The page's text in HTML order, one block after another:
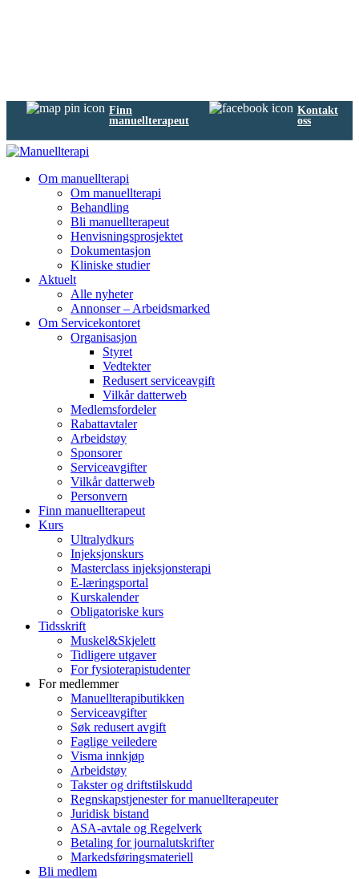
Finn
manuellterapeut
Kontakt
oss
Om manuellterapi
Om manuellterapi
Behandling
Bli manuellterapeut
Henvisningsprosjektet
Dokumentasjon
Kliniske studier
Aktuelt
Alle nyheter
Annonser – Arbeidsmarked
Om Servicekontoret
Organisasjon
Styret
Vedtekter
Redusert serviceavgift
Vilkår datterweb
Medlemsfordeler
Rabattavtaler
Arbeidstøy
Sponsorer
Serviceavgifter
Vilkår datterweb
Personvern
Finn manuellterapeut
Kurs
Ultralydkurs
Injeksjonskurs
Masterclass injeksjonsterapi
E-læringsportal
Kurskalender
Obligatoriske kurs
Tidsskrift
Muskel&Skjelett
Tidligere utgaver
For fysioterapistudenter
For medlemmer
Manuellterapibutikken
Serviceavgifter
Søk redusert avgift
Faglige veiledere
Visma innkjøp
Arbeidstøy
Takster og driftstilskudd
Regnskapstjenester for manuellterapeuter
Juridisk bistand
ASA-avtale og Regelverk
Betaling for journalutskrifter
Markedsføringsmateriell
Bli medlem